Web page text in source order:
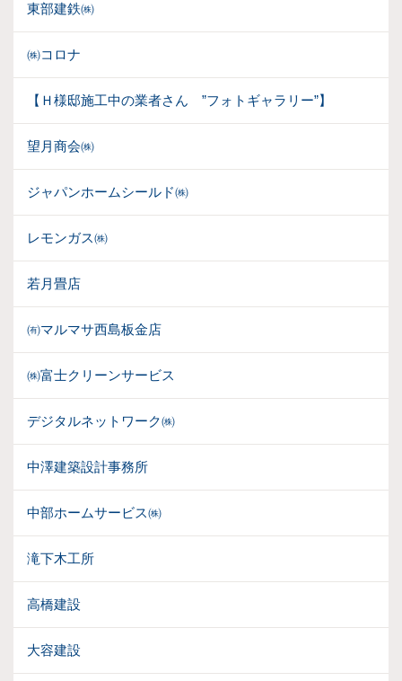
東部建鉄㈱
㈱コロナ
【Ｈ様邸施工中の業者さん ”フォトギャラリー”】
望月商会㈱
ジャパンホームシールド㈱
レモンガス㈱
若月畳店
㈲マルマサ西島板金店
㈱富士クリーンサービス
デジタルネットワーク㈱
中澤建築設計事務所
中部ホームサービス㈱
滝下木工所
高橋建設
大容建設